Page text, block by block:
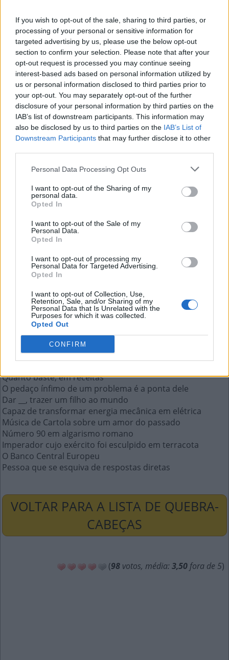
If you wish to opt-out of the sale, sharing to third parties, or
processing of your personal or sensitive information for
targeted advertising by us, please use the below opt-out
section to confirm your selection. Please note that after your
opt-out request is processed you may continue seeing
interest-based ads based on personal information utilized by
us or personal information disclosed to third parties prior to
your opt-out. You may separately opt-out of the further
disclosure of your personal information by third parties on the
IAB’s list of downstream participants. This information may
also be disclosed by us to third parties on the IAB’s List of
Downstream Participants that may further disclose it to other
Personal Data Processing Opt Outs
I want to opt-out of the Sharing of my
personal data.
Opted In
I want to opt-out of the Sale of my
Personal Data.
Opted In
I want to opt-out of processing my
Personal Data for Targeted Advertising.
Opted In
I want to opt-out of Collection, Use,
Retention, Sale, and/or Sharing of my
Personal Data that Is Unrelated with the
Purposes for which it was collected.
Opted Out
CONFIRM
A resposta a esta pergunta:
L U Z
Mais respostas deste quebra-cabeça:
Canção do Jota Quest que não escuta mais
Sentimento que deixa alguém irado
Estado americano em que fica a cidade de Las Vegas
O tempo faz isso quando passa rápido
Sigla da Confederação Brasileira de Karatê
Quanto baste, em receitas
O pedaço ínfimo de um problema é a ponta dele
Dar __, trazer um filho ao mundo
Capaz de transformar energia mecânica em elétrica
Música de Cartola sobre um amor do passado
Número 90 em algarismo romano
Imperador cujo exército foi esculpido em terracota
O Banco Central Europeu
Pessoa que se esquiva de respostas diretas
VOLTAR PARA A LISTA DE QUEBRA-
CABEÇAS
(98 votos, média: 3,50 fora de 5)